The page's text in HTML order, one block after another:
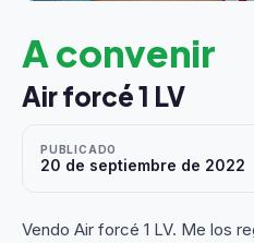
A convenir
Air forcé 1 LV
PUBLICADO
20 de septiembre de 2022
Vendo Air forcé 1 LV. Me los